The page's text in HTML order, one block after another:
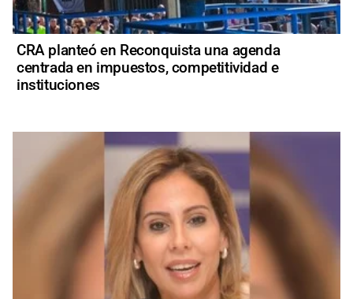
CRA planteó en Reconquista una agenda
centrada en impuestos, competitividad e
instituciones